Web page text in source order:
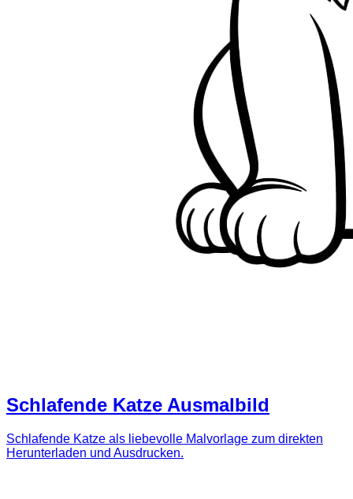
Schlafende Katze Ausmalbild
Schlafende Katze als liebevolle Malvorlage zum direkten
Herunterladen und Ausdrucken.